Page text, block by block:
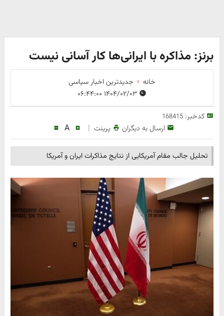
برنز: مذاکره با ایرانی‌ها کار آسانی نیست
خانه
جدیدترین اخبار سیاسی
کدخبر:168415
ارسال به دیگران پرینت |
A
تحلیل جالب مقام آمریکایی از نتایج مذاکرات ایران و آمریکا